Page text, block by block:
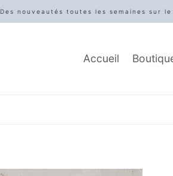
Des nouveautés toutes les semaines sur
Accueil